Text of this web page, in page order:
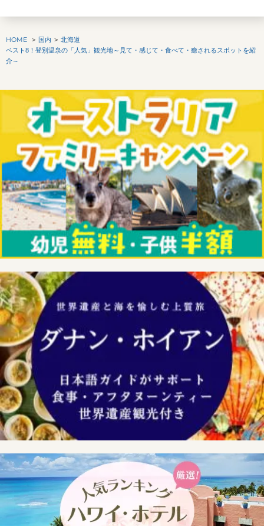
HOME 国内
北海道
ベスト8！登別温泉の「人気」観光地～見て・感じて・食べて・癒されるスポットを紹
介～